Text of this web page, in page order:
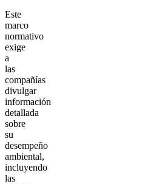
Este
marco
normativo
exige
a
las
compañías
divulgar
información
detallada
sobre
su
desempeño
ambiental,
incluyendo
las